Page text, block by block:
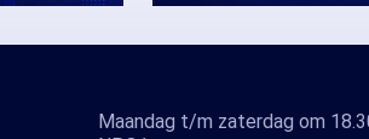
Maandag t/m zaterdag om